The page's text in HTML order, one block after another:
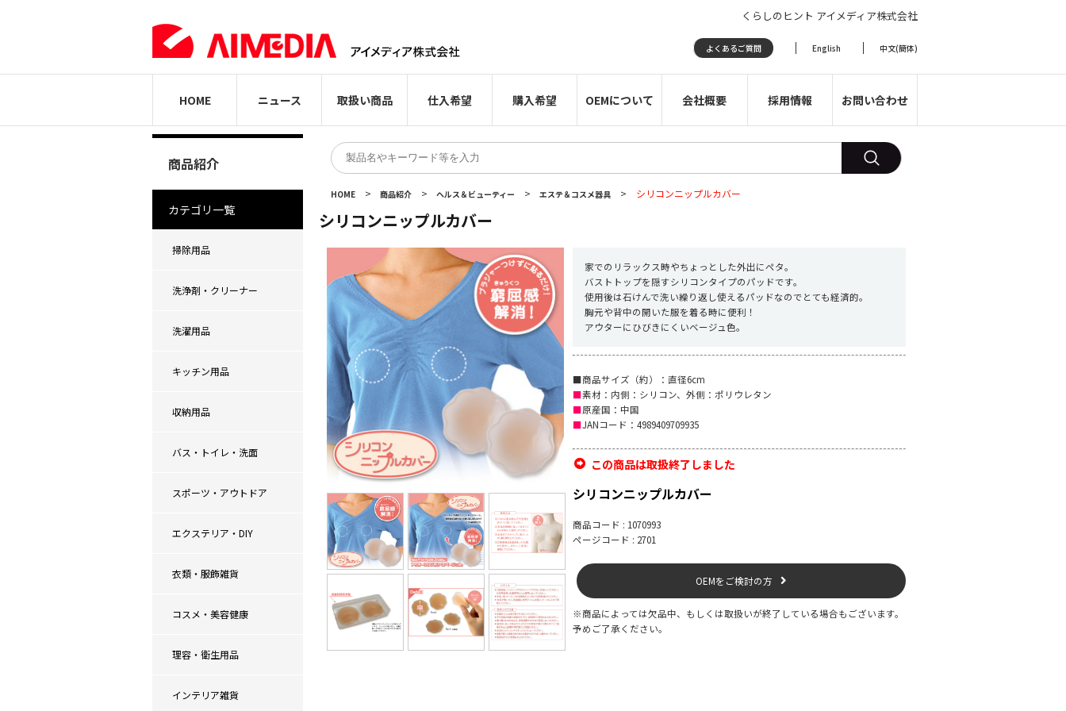
くらしのヒント アイメディア株式会社
よくあるご質問 English 中文(簡体)
HOME ニュース 取扱い商品 仕入希望 購入希望 OEMについて 会社概要 採用情報 お問い合わせ
商品紹介
カテゴリ一覧
掃除用品
洗浄剤・クリーナー
洗濯用品
キッチン用品
収納用品
バス・トイレ・洗面
スポーツ・アウトドア
エクステリア・DIY
衣類・服飾雑貨
コスメ・美容健康
理容・衛生用品
インテリア雑貨
HOME > 商品紹介 > ヘルス＆ビューティー > エステ＆コスメ器具 > シリコンニップルカバー
シリコンニップルカバー
家でのリラックス時やちょっとした外出にペタ。
バストトップを隠すシリコンタイプのパッドです。
使用後は石けんで洗い繰り返し使えるパッドなのでとても経済的。
胸元や背中の開いた服を着る時に便利！
アウターにひびきにくいベージュ色。
■商品サイズ（約）：直径6cm
■素材：内側：シリコン、外側：ポリウレタン
■原産国：中国
■JANコード：4989409709935
この商品は取扱終了しました
シリコンニップルカバー
商品コード : 1070993
ページコード : 2701
OEMをご検討の方
※商品によっては欠品中、もしくは取扱いが終了している場合もございます。
予めご了承ください。